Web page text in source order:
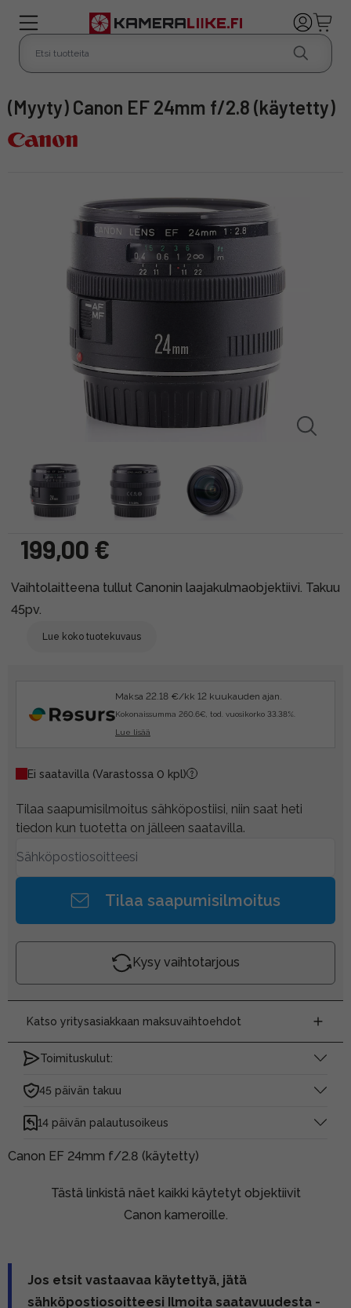
(Myyty) Canon EF 24mm f/2.8 (käytetty)
199,00 €
Vaihtolaitteena tullut Canonin laajakulmaobjektiivi. Takuu
45pv.
Lue koko tuotekuvaus
Maksa 22.18 €/kk 12 kuukauden ajan.
Kokonaissumma 260.6€, tod. vuosikorko 33.38%.
Lue lisää
Ei saatavilla (Varastossa 0 kpl)
Tilaa saapumisilmoitus sähköpostiisi, niin saat heti
tiedon kun tuotetta on jälleen saatavilla.
Tilaa saapumisilmoitus
Kysy vaihtotarjous
Katso yritysasiakkaan maksuvaihtoehdot
Toimituskulut:
45 päivän takuu
14 päivän palautusoikeus
Canon EF 24mm f/2.8 (käytetty)
Tästä linkistä näet kaikki käytetyt objektiivit
Canon kameroille.
Jos etsit vastaavaa käytettyä, jätä
sähköpostiosoitteesi Ilmoita saatavuudesta -